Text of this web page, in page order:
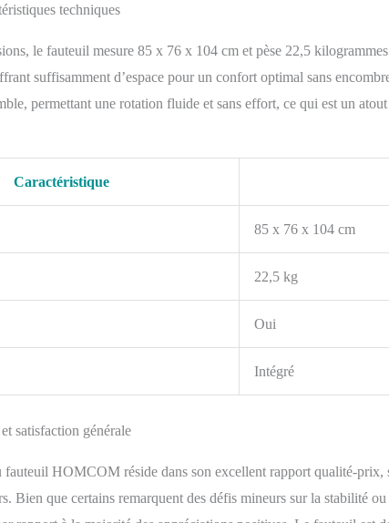
techniques
le fauteuil mesure 85 x 76 x 104 cm et pèse 22,5
suffisamment d’espace pour un confort optimal sans
permettant une rotation fluide et sans effort, ce qui est un
Caractéristique
85 x 76 x 104 cm
22,5 kg
Oui
Intégré
satisfaction générale
HOMCOM réside dans son excellent rapport qualité-prix,
Bien que certains remarquent des défis mineurs sur la stabilité